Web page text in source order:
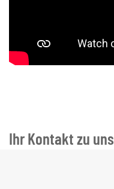
Ihr Kontakt zu uns